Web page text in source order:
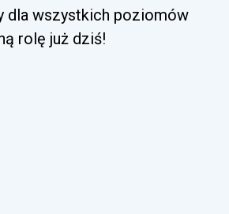
dla wszystkich poziomów
rolę już dziś!